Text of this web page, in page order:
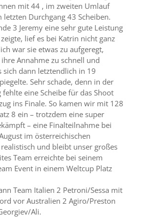
mit 44 , im zweiten Umlauf
Durchgang 43 Scheiben.
3 Jeremy eine sehr gute Leistung
lief es bei Katrin nicht ganz
war sie etwas zu aufgeregt,
Annahme zu schnell und
sich dann letztendlich in 19
Sehr schade, denn in der
fehlte eine Scheibe für das Shoot
ins Finale. So kamen wir mit 128
8 ein – trotzdem eine super
– eine Finalteilnahme bei
im österreichischen
und bleibt unser großes
Team erreichte bei seinem
Event in einem Weltcup Platz
Team Italien 2 Petroni/Sessa mit
vor Australien 2 Agiro/Preston
Ali.